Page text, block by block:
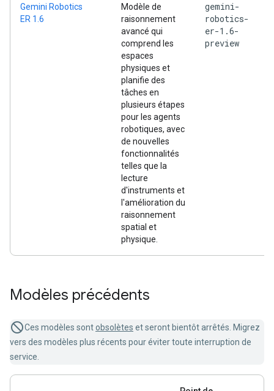
Gemini Robotics
ER 1.6
Modèle de
raisonnement
avancé qui
comprend les
espaces
physiques et
planifie des
tâches en
plusieurs étapes
pour les agents
robotiques, avec
de nouvelles
fonctionnalités
telles que la
lecture
d'instruments et
l'amélioration du
raisonnement
spatial et
physique.
gemini-
robotics-
er-1.6-
preview
Modèles précédents
Ces modèles sontobsolètes et seront bientôt arrêtés. Migrez
vers des modèles plus récents pour éviter toute interruption de
service.